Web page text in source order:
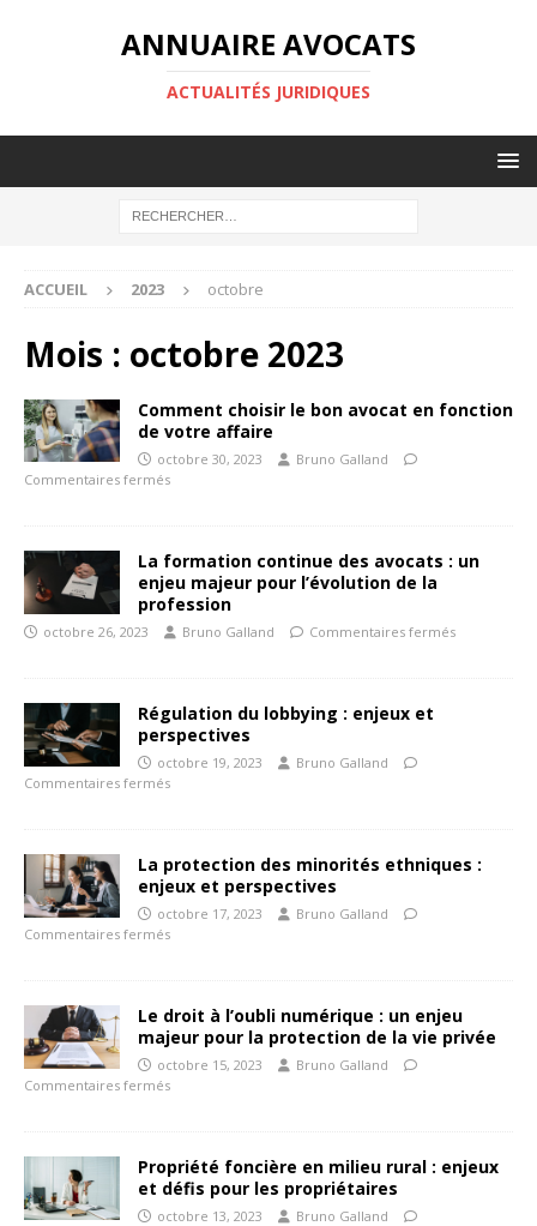
ANNUAIRE AVOCATS
ACTUALITÉS JURIDIQUES
ACCUEIL 2023 octobre
Mois : octobre 2023
Comment choisir le bon avocat en fonction
de votre affaire
octobre 30, 2023
Bruno Galland
Commentaires fermés
La formation continue des avocats : un
enjeu majeur pour l’évolution de la
profession
octobre 26, 2023 Bruno Galland Commentaires fermés
Régulation du lobbying : enjeux et
perspectives
octobre 19, 2023
Bruno Galland
Commentaires fermés
La protection des minorités ethniques :
enjeux et perspectives
octobre 17, 2023
Bruno Galland
Commentaires fermés
Le droit à l’oubli numérique : un enjeu
majeur pour la protection de la vie privée
octobre 15, 2023
Bruno Galland
Commentaires fermés
Propriété foncière en milieu rural : enjeux
et défis pour les propriétaires
octobre 13, 2023
Bruno Galland